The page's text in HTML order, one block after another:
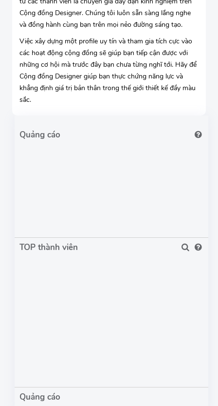
Cộng đồng Designer. Chúng tôi luôn sẵn sàng lắng nghe
và đồng hành cùng bạn trên mọi nẻo đường sáng tạo.
Việc xây dựng một profile uy tín và tham gia tích cực vào
các hoạt động cộng đồng sẽ giúp bạn tiếp cận được với
những cơ hội mà trước đây bạn chưa từng nghĩ tới. Hãy để
Cộng đồng Designer giúp bạn thực chứng năng lực và
khẳng định giá trị bản thân trong thế giới thiết kế đầy màu
sắc.
TOP thành viên